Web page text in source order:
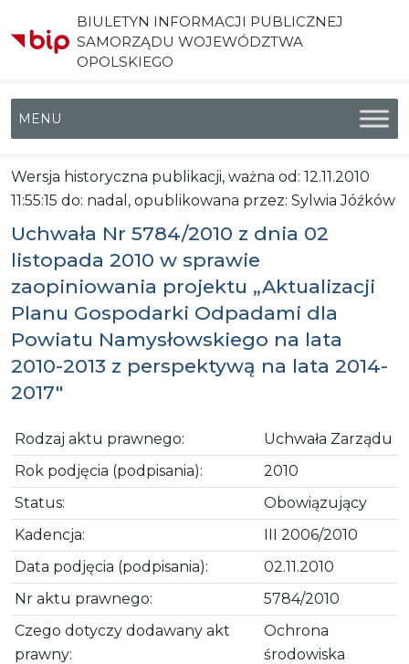
BIULETYN INFORMACJI PUBLICZNEJ
SAMORZĄDU WOJEWÓDZTWA
OPOLSKIEGO
Menu główne
Wersja historyczna publikacji, ważna od: 12.11.2010
11:55:15 do: nadal, opublikowana przez: Sylwia Jóźków
Uchwała Nr 5784/2010 z dnia 02
listopada 2010 w sprawie
zaopiniowania projektu „Aktualizacji
Planu Gospodarki Odpadami dla
Powiatu Namysłowskiego na lata
2010-2013 z perspektywą na lata 2014-
2017″
Rodzaj aktu prawnego:
Uchwała Zarządu
Rok podjęcia (podpisania):
2010
Status:
Obowiązujący
Kadencja:
III 2006/2010
Data podjęcia (podpisania):
02.11.2010
Nr aktu prawnego:
5784/2010
Czego dotyczy dodawany akt
prawny:
Ochrona
środowiska